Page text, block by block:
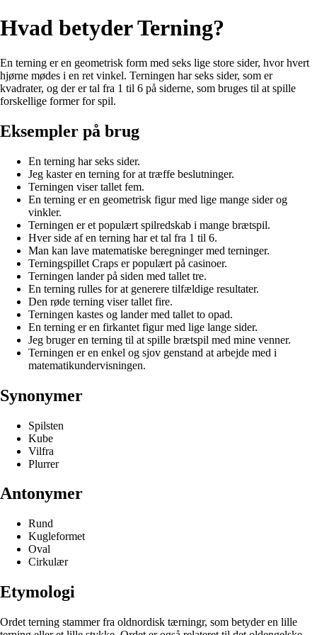
Hvad betyder Terning?
En terning er en geometrisk form med seks lige store sider, hvor hvert
hjørne mødes i en ret vinkel. Terningen har seks sider, som er
kvadrater, og der er tal fra 1 til 6 på siderne, som bruges til at spille
forskellige former for spil.
Eksempler på brug
En terning har seks sider.
Jeg kaster en terning for at træffe beslutninger.
Terningen viser tallet fem.
En terning er en geometrisk figur med lige mange sider og
vinkler.
Terningen er et populært spilredskab i mange brætspil.
Hver side af en terning har et tal fra 1 til 6.
Man kan lave matematiske beregninger med terninger.
Terningspillet Craps er populært på casinoer.
Terningen lander på siden med tallet tre.
En terning rulles for at generere tilfældige resultater.
Den røde terning viser tallet fire.
Terningen kastes og lander med tallet to opad.
En terning er en firkantet figur med lige lange sider.
Jeg bruger en terning til at spille brætspil med mine venner.
Terningen er en enkel og sjov genstand at arbejde med i
matematikundervisningen.
Synonymer
Spilsten
Kube
Vilfra
Plurrer
Antonymer
Rund
Kugleformet
Oval
Cirkulær
Etymologi
Ordet terning stammer fra oldnordisk tærningr, som betyder en lille